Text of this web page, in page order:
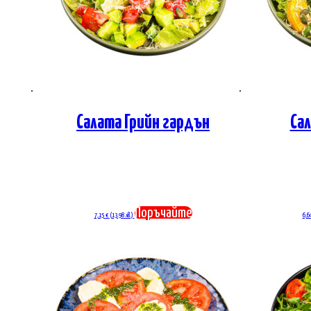
Салата Грийн гардън
7,15 € (13.98 лв.) Поръчайте